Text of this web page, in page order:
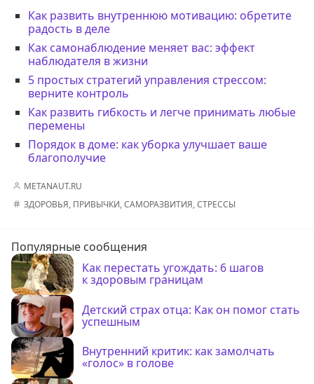
Как развить внутреннюю мотивацию: обретите
радость в деле
Как самонаблюдение меняет вас: эффект
наблюдателя в жизни
5 простых стратегий управления стрессом:
верните контроль
Как развить гибкость и легче принимать любые
перемены
Порядок в доме: как уборка улучшает ваше
благополучие
METANAUT.RU
ЗДОРОВЬЯ, ПРИВЫЧКИ,САМОРАЗВИТИЯ,СТРЕССЫ
Популярные сообщения
Как перестать угождать: 6 шагов
к здоровым границам
Детский страх отца: Как он помог стать
успешным
Внутренний критик: как замолчать
«голос» в голове